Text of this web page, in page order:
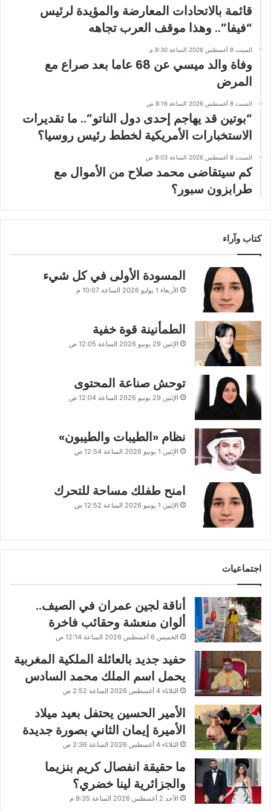
قائمة بالاتحادات المعارضة والمؤيدة لرئيس
“فيفا”.. وهذا موقف العرب تجاهه
السبت 8 أغسطس 2026 الساعة 8:30 م
وفاة والد ميسي عن 68 عاما بعد صراع مع
المرض
السبت 8 أغسطس 2026 الساعة 8:16 ص
“بوتين قد يهاجم إحدى دول الناتو”.. ما تقديرات
الاستخبارات الأمريكية لخطط رئيس روسيا؟
السبت 8 أغسطس 2026 الساعة 8:03 ص
كم سيتقاضى محمد صلاح من الأموال مع
طرابزون سبور؟
كتاب وآراء
المسودة الأولى في كل شيء
الأربعاء 1 يوليو 2026 الساعة 10:07 م
الطمأنينة قوة خفية
الإثنين 29 يونيو 2026 الساعة 12:05 ص
توحش صناعة المحتوى
الإثنين 29 يونيو 2026 الساعة 12:04 ص
نظام «الطيبات والطيبون»
الإثنين 1 يونيو 2026 الساعة 12:54 ص
امنح طفلك مساحة للتحرك
الإثنين 1 يونيو 2026 الساعة 12:52 ص
اجتماعيات
أناقة لجين عمران في الصيف..
ألوان منعشة وحقائب فاخرة
الخميس 6 أغسطس 2026 الساعة 12:14 ص
حفيد جديد بالعائلة الملكية المغربية
يحمل اسم الملك محمد السادس
الثلاثاء 4 أغسطس 2026 الساعة 2:52 ص
الأمير الحسين يحتفل بعيد ميلاد
الأميرة إيمان الثاني بصورة جديدة
الثلاثاء 4 أغسطس 2026 الساعة 2:36 ص
ما حقيقة انفصال كريم بنزيما
والجزائرية لينا خضري؟
الأحد 2 أغسطس 2026 الساعة 9:35 م